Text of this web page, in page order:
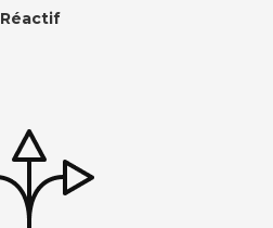
Réactif